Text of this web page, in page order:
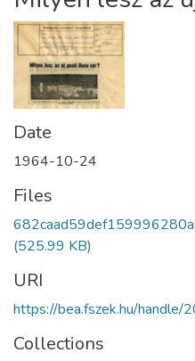
About us
Date
1964-10-24
Files
(525.99 KB)
URI
https://bea.fszek.hu/
Collections